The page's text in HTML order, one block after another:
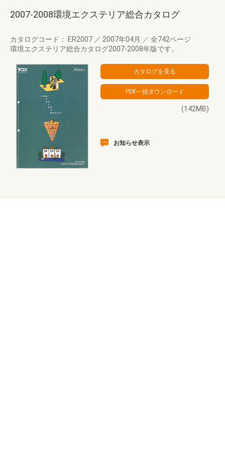
2007-2008環境エクステリア総合カタログ
カタログコード： ER2007 ／ 2007年04月 ／ 全742ページ
環境エクステリア総合カタログ2007-2008年版です。
(142MB)
お知らせ表示